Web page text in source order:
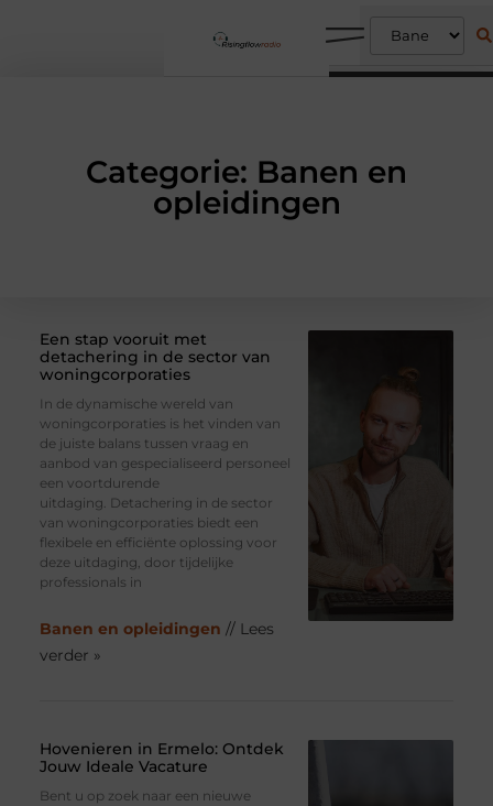
Categorie: Banen en
opleidingen
Een stap vooruit met
detachering in de sector van
woningcorporaties
In de dynamische wereld van
woningcorporaties is het vinden van
de juiste balans tussen vraag en
aanbod van gespecialiseerd personeel
een voortdurende
uitdaging. Detachering in de sector
van woningcorporaties biedt een
flexibele en efficiënte oplossing voor
deze uitdaging, door tijdelijke
professionals in
Banen en opleidingen // Lees
verder »
Hovenieren in Ermelo: Ontdek
Jouw Ideale Vacature
Bent u op zoek naar een nieuwe